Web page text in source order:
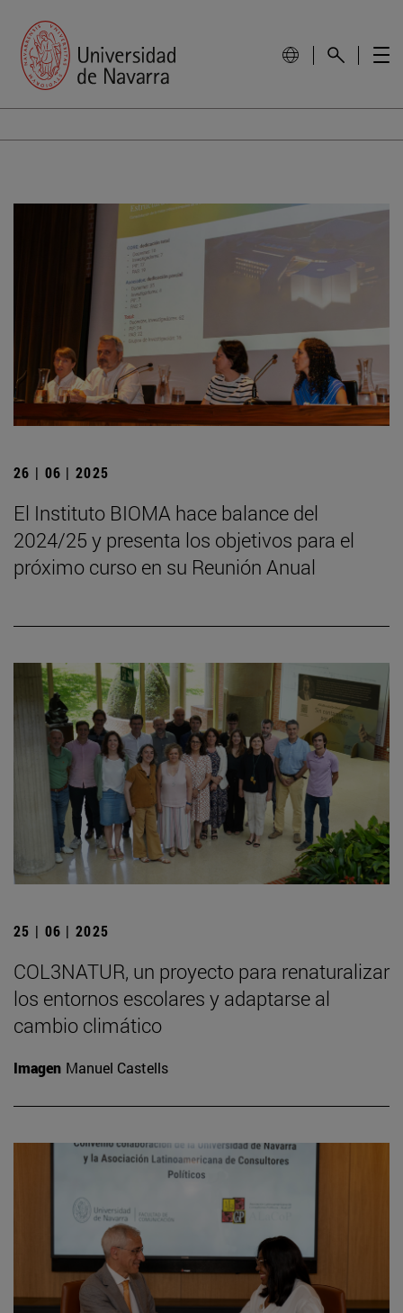
26 | 06 | 2025
El Instituto BIOMA hace balance del
2024/25 y presenta los objetivos para el
próximo curso en su Reunión Anual
25 | 06 | 2025
COL3NATUR, un proyecto para renaturalizar
los entornos escolares y adaptarse al
cambio climático
Imagen Manuel Castells